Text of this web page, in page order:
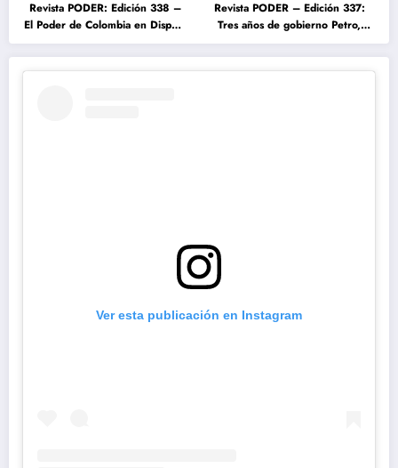
Revista PODER: Edición 338 –
El Poder de Colombia en Disputa
2026
Revista PODER – Edición 337:
Tres años de gobierno Petro,
entre el cambio prometido y el
desencanto ciudadano
Ver esta publicación en Instagram